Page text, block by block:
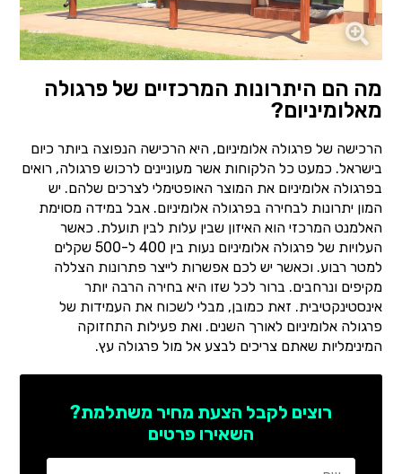
מה הם היתרונות המרכזיים של פרגולה
מאלומיניום?
הרכישה של פרגולה אלומיניום, היא הרכישה הנפוצה ביותר כיום
בישראל. כמעט כל הלקוחות אשר מעוניינים לרכוש פרגולה, רואים
בפרגולה אלומיניום את המוצר האופטימלי לצרכים שלהם. יש
המון יתרונות לבחירה בפרגולה אלומיניום. אבל במידה מסוימת
האלמנט המרכזי הוא האיזון שבין עלות לבין תועלת. כאשר
העלויות של פרגולה אלומיניום נעות בין 400 ל-500 שקלים
למטר רבוע. וכאשר יש לכם אפשרות לייצר פתרונות הצללה
מקיפים ונרחבים. ברור לכל שזו היא בחירה הרבה יותר
אינסטינקטיבית. זאת כמובן, מבלי לשכוח את העמידות של
פרגולה אלומיניום לאורך השנים. ואת פעילות התחזוקה
המינימליות שאתם צריכים לבצע אל מול פרגולה עץ.
רוצים לקבל הצעת מחיר משתלמת?
השאירו פרטים